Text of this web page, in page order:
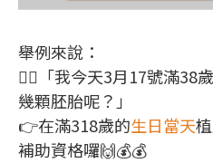
舉例來說：
🙋‍♀️「我今天3月17號滿38
幾顆胚胎呢？」
👉在滿318歲的生日當天
補助資格囉🙌💰💰